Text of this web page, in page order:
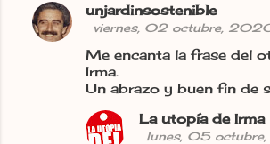
unjardinsostenible
viernes, 02 octubre,
Me encanta la frase del
Irma.
Un abrazo y buen fin de
La utopía de Irma
lunes, 05